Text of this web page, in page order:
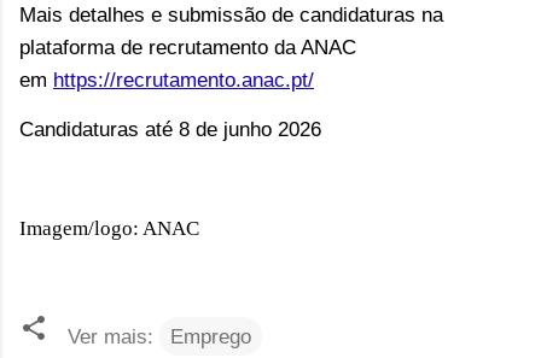
Mais detalhes e submissão de candidaturas na
plataforma de recrutamento da ANAC
em https://recrutamento.anac.pt/
Candidaturas até 8 de junho 2026
Imagem/logo: ANAC
Ver mais: Emprego